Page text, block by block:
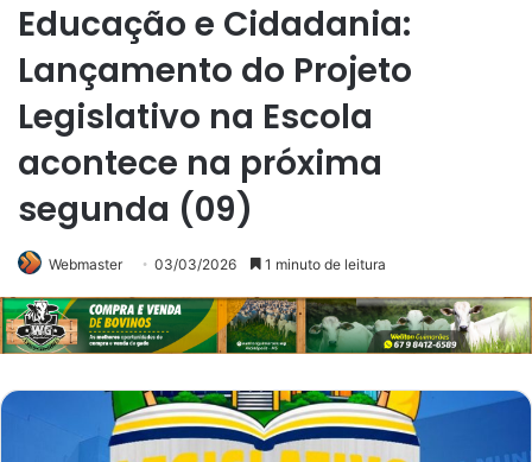
Educação e Cidadania:
Lançamento do Projeto
Legislativo na Escola
acontece na próxima
segunda (09)
Webmaster 03/03/2026 1 minuto de leitura